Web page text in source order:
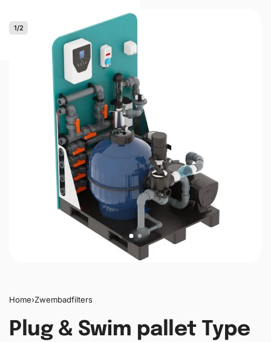
1/2
Home›Zwembadfilters
Plug & Swim pallet Type